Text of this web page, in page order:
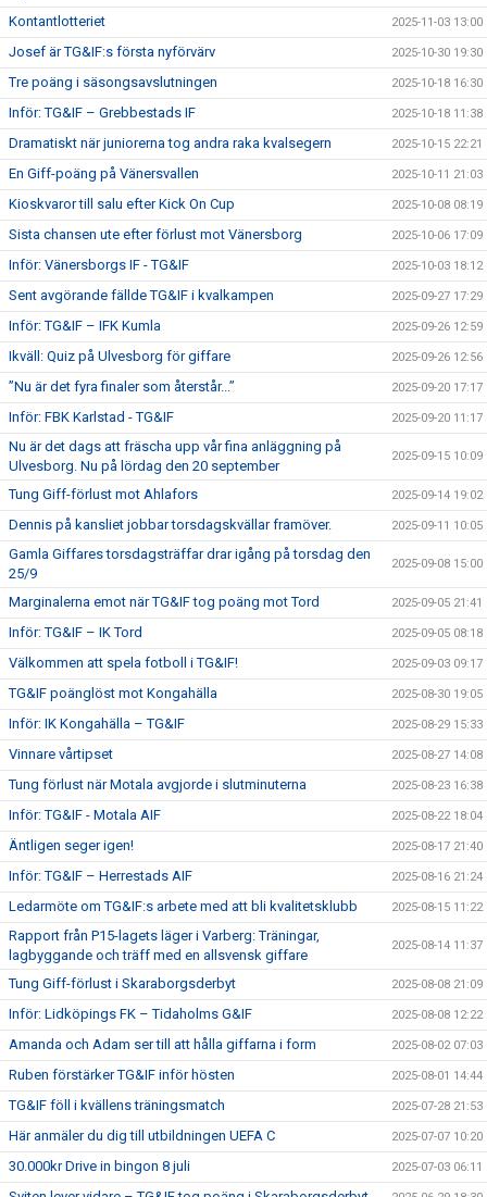
Kontantlotteriet 2025-11-03 13:00
Josef är TG&IF:s första nyförvärv 2025-10-30 19:30
Tre poäng i säsongsavslutningen 2025-10-18 16:30
Inför: TG&IF – Grebbestads IF 2025-10-18 11:38
Dramatiskt när juniorerna tog andra raka kvalsegern 2025-10-15 22:21
En Giff-poäng på Vänersvallen 2025-10-11 21:03
Kioskvaror till salu efter Kick On Cup 2025-10-08 08:19
Sista chansen ute efter förlust mot Vänersborg 2025-10-06 17:09
Inför: Vänersborgs IF - TG&IF 2025-10-03 18:12
Sent avgörande fällde TG&IF i kvalkampen 2025-09-27 17:29
Inför: TG&IF – IFK Kumla 2025-09-26 12:59
Ikväll: Quiz på Ulvesborg för giffare 2025-09-26 12:56
”Nu är det fyra finaler som återstår...” 2025-09-20 17:17
Inför: FBK Karlstad - TG&IF 2025-09-20 11:17
Nu är det dags att fräscha upp vår fina anläggning på
Ulvesborg. Nu på lördag den 20 september
2025-09-15 10:09
Tung Giff-förlust mot Ahlafors 2025-09-14 19:02
Dennis på kansliet jobbar torsdagskvällar framöver. 2025-09-11 10:05
Gamla Giffares torsdagsträffar drar igång på torsdag den
25/9
2025-09-08 15:00
Marginalerna emot när TG&IF tog poäng mot Tord 2025-09-05 21:41
Inför: TG&IF – IK Tord 2025-09-05 08:18
Välkommen att spela fotboll i TG&IF! 2025-09-03 09:17
TG&IF poänglöst mot Kongahälla 2025-08-30 19:05
Inför: IK Kongahälla – TG&IF 2025-08-29 15:33
Vinnare vårtipset 2025-08-27 14:08
Tung förlust när Motala avgjorde i slutminuterna 2025-08-23 16:38
Inför: TG&IF - Motala AIF 2025-08-22 18:04
Äntligen seger igen! 2025-08-17 21:40
Inför: TG&IF – Herrestads AIF 2025-08-16 21:24
Ledarmöte om TG&IF:s arbete med att bli kvalitetsklubb 2025-08-15 11:22
Rapport från P15-lagets läger i Varberg: Träningar,
lagbyggande och träff med en allsvensk giffare
2025-08-14 11:37
Tung Giff-förlust i Skaraborgsderbyt 2025-08-08 21:09
Inför: Lidköpings FK – Tidaholms G&IF 2025-08-08 12:22
Amanda och Adam ser till att hålla giffarna i form 2025-08-02 07:03
Ruben förstärker TG&IF inför hösten 2025-08-01 14:44
TG&IF föll i kvällens träningsmatch 2025-07-28 21:53
Här anmäler du dig till utbildningen UEFA C 2025-07-07 10:20
30.000kr Drive in bingon 8 juli 2025-07-03 06:11